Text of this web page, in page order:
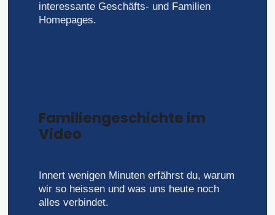
interessante Geschäfts- und Familien
Homepages.
Familiengeschichte im
Video
Innert wenigen Minuten erfährst du, warum
wir so heissen und was uns heute noch
alles verbindet.